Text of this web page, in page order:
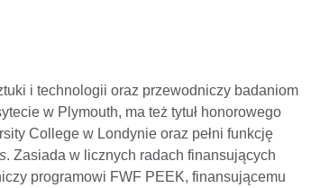
i technologii oraz przewodniczy badaniom
w Plymouth, ma też tytuł honorowego
College w Londynie oraz pełni funkcję
. Zasiada w licznych radach finansujących
programowi FWF PEEK, finansującemu